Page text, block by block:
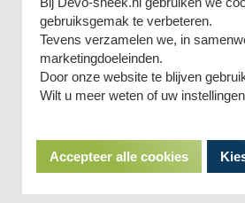
gebruiksgemak te verbeteren.
Tevens verzamelen we, in
marketingdoeleinden.
Door onze website te blijven
Wilt u meer weten of uw
Accepteer alle cookies